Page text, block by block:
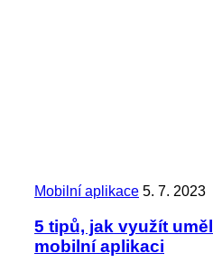
Mobilní aplikace 5. 7. 2023
5 tipů, jak využít
mobilní aplikaci